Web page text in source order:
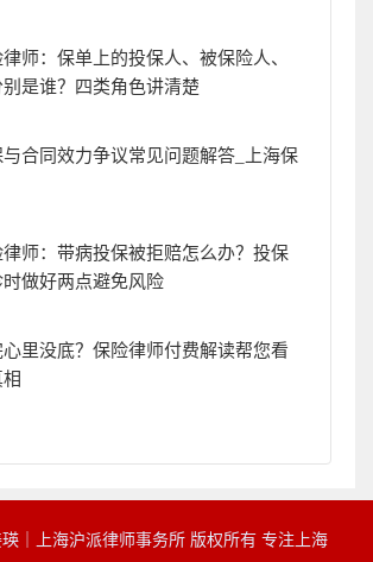
律师：保单上的投保人、被保险人、
是谁？四类角色讲清楚
合同效力争议常见问题解答_上海保
律师：带病投保被拒赔怎么办？投保
时做好两点避免风险
里没底？保险律师付费解读帮您看
瑛｜上海沪派律师事务所 版权所有 专注上海